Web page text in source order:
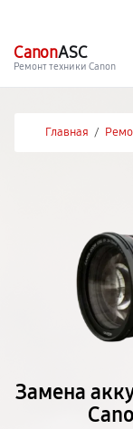
CanonASC
Ремонт техники Canon
Главная /
Замена